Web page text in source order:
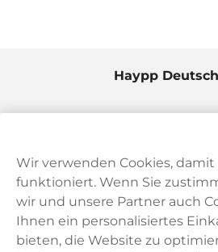
Haypp
Wir verwenden Cookies,
funktioniert. Wenn Sie
wir und unsere Partner auch
Ihnen ein personalisiertes
bieten, die Website zu